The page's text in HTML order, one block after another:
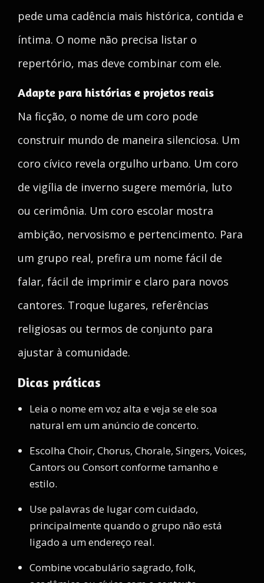
pede uma cadência mais histórica, contida e
íntima. O nome não precisa listar o
repertório, mas deve combinar com ele.
Adapte para histórias e projetos reais
Na ficção, o nome de um coro pode
construir mundo de maneira silenciosa. Um
coro cívico revela orgulho urbano. Um coro
de vigília de inverno sugere memória, luto
ou cerimônia. Um coro escolar mostra
ambição, nervosismo e pertencimento. Para
um grupo real, prefira um nome fácil de
falar, fácil de imprimir e claro para novos
cantores. Troque lugares, referências
religiosas ou termos de conjunto para
ajustar à comunidade.
Dicas práticas
Leia o nome em voz alta e veja se ele soa
natural em um anúncio de concerto.
Escolha Choir, Chorus, Chorale, Singers, Voices,
Cantors ou Consort conforme tamanho e
estilo.
Use palavras de lugar com cuidado,
principalmente quando o grupo não está
ligado a um endereço real.
Combine vocabulário sagrado, folk,